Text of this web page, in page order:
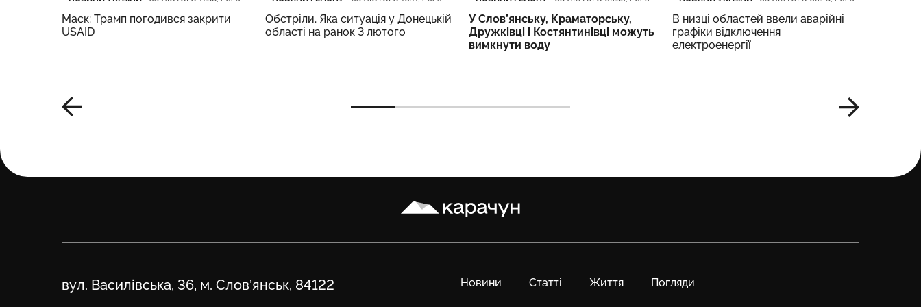
Маск: Трамп погодився закрити
USAID
Обстріли. Яка ситуація у Донецькій
області на ранок 3 лютого
У Слов’янську, Краматорську,
Дружківці і Костянтинівці можуть
вимкнути воду
В низці областей ввели аварійні
графіки відключення
електроенергії
Карачун
Новини Статті Життя Погляди
Адреса
вул. Василівська, 36, м. Слов’янськ, 84122